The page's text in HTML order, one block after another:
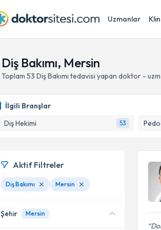
Uzmanlar
Diş Bakımı, Mersin
Toplam 53 Diş Bakımı tedavisi yapan doktor -
İlgili Branşlar
Diş Hekimi
53
Aktif Filtreler
Diş Bakımı Mersin
Şehir Mersin